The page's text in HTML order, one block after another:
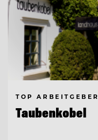
TOP ARBEITGEBER
Taubenkobel